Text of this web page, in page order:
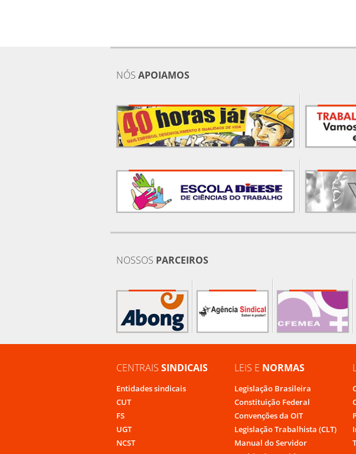
NÓS APOIAMOS
NOSSOS PARCEIROS
CENTRAIS SINDICAIS
Entidades sindicais
CUT
FS
UGT
NCST
LEIS E NORMAS
Legislação Brasileira
Constituição Federal
Convenções da OIT
Legislação Trabalhista (CLT)
Manual do Servidor